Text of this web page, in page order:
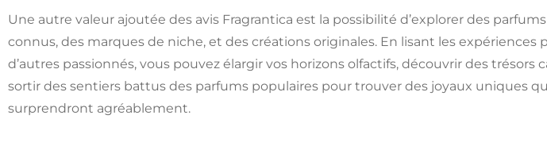
Une autre valeur ajoutée des avis Fragrantica est la possibilité d’explorer des
connus, des marques de niche, et des créations originales. En lisant les expériences
d’autres passionnés, vous pouvez élargir vos horizons olfactifs, découvrir des trésors
sortir des sentiers battus des parfums populaires pour trouver des joyaux uniques
surprendront agréablement.